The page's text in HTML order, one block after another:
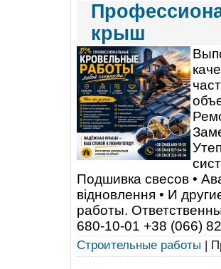
крыш
Подшивка свесов •
відновлення • И
работы.
680-10-01 +38 (066)
Строительные работы |